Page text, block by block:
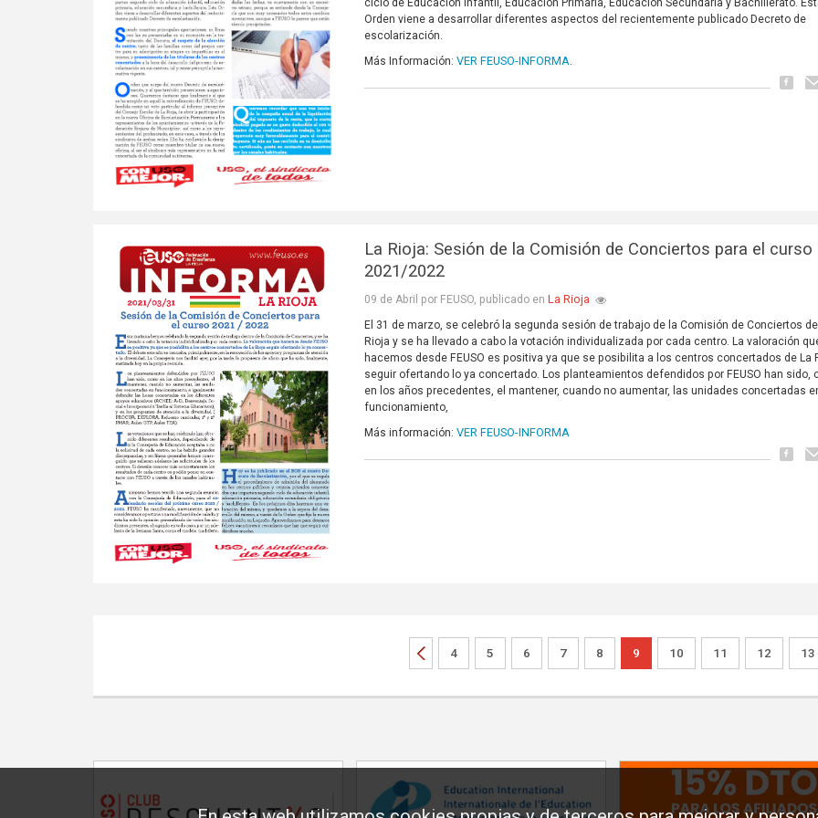
ciclo de Educación Infantil, Educación Primaria, Educación Secundaria y Bachillerato.
Orden viene a desarrollar diferentes aspectos del recientemente publicado Decreto de
escolarización.
Más Información:VER FEUSO-INFORMA.
La Rioja: Sesión de la Comisión de Conciertos para el curso
2021/2022
09 de Abril por FEUSO, publicado enLa Rioja
El 31 de marzo, se celebró la segunda sesión de trabajo de la Comisión de Conciertos de
Rioja y se ha llevado a cabo la votación individualizada por cada centro. La valoración
hacemos desde FEUSO es positiva ya que se posibilita a los centros concertados de La
seguir ofertando lo ya concertado. Los planteamientos defendidos por FEUSO han sido,
en los años precedentes, el mantener, cuando no aumentar, las unidades concertadas
funcionamiento,
Más información:VER FEUSO-INFORMA
4 5 6 7 8 9 10 11 12 13